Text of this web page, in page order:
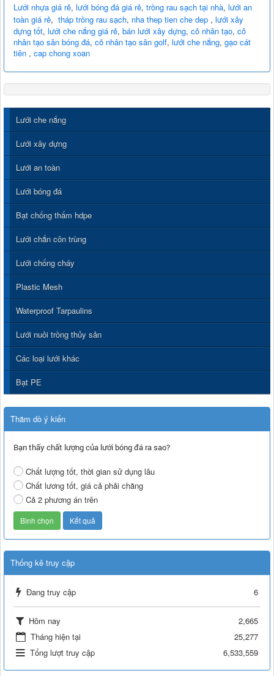
Lưới nhựa giá rẻ, lưới bóng đá giá rẻ, trồng rau sạch tại nhà, lưới an
toàn giá rẻ, tháp trồng rau sạch, nha thep tien che dep , lưới xây
dựng tốt, lưới che nắng giá rẻ, bán lưới xây dựng, cỏ nhân tạo, cỏ
nhân tạo sân bóng đá, cỏ nhân tạo sân golf, lưới che nắng, gạo cát
tiên , cap chong xoan
Lưới che nắng
Lưới xây dựng
Lưới an toàn
Lưới bóng đá
Bạt chống thấm hdpe
Lưới chắn côn trùng
Lưới chống cháy
Plastic Mesh
Waterproof Tarpaulins
Lưới nuôi trồng thủy sản
Các loại lưới khác
Bạt PE
Thăm dò ý kiến
Bạn thấy chất lượng của lưới bóng đá ra sao?
Chất lượng tốt, thời gian sử dụng lâu
Chất lương tốt, giá cả phải chăng
Cả 2 phương án trên
Thống kê truy cập
Đang truy cập 6
Hôm nay
2,665
Tháng hiện tại
25,277
Tổng lượt truy cập
6,533,559